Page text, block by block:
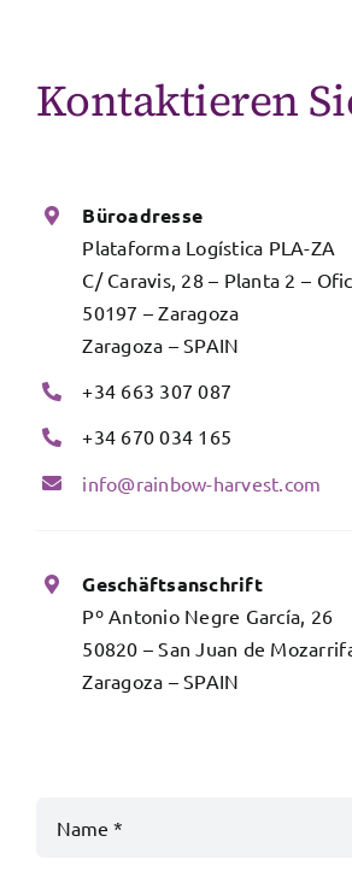
Kontaktieren
Büroadresse
Plataforma Logística PLA-ZA
C/ Caravis, 28 – Planta 2 –
50197 – Zaragoza
Zaragoza – SPAIN
+34 663 307 087
+34 670 034 165
info@rainbow-harvest.com
Geschäftsanschrift
Pº Antonio Negre García, 26
50820 – San Juan de
Zaragoza – SPAIN